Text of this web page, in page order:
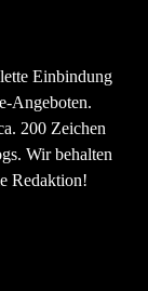
Einbindung
Angeboten.
200 Zeichen
Wir behalten
Redaktion!